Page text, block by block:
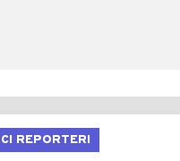
REPORTERI